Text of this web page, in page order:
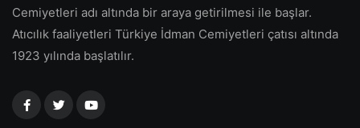
Cemiyetleri adı altında bir araya getirilmesi ile başlar.
Atıcılık faaliyetleri Türkiye İdman Cemiyetleri çatısı altında
1923 yılında başlatılır.